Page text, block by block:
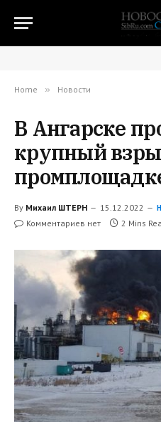
Home » Новости
В Ангарске
крупный
By Михаил ШТЕРН 15.12.2022
Комментариев нет 2 Mins